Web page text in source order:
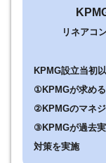
リネアコ
KPMG設立当初
①KPMGが求め
②KPMGのマネ
③KPMGが過去
対策を実施